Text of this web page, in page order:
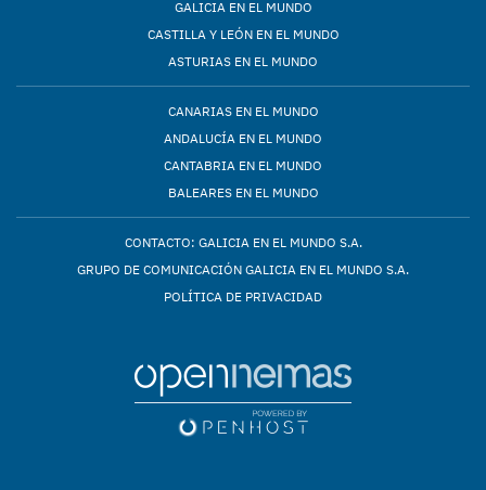
GALICIA EN EL MUNDO
CASTILLA Y LEÓN EN EL MUNDO
ASTURIAS EN EL MUNDO
CANARIAS EN EL MUNDO
ANDALUCÍA EN EL MUNDO
CANTABRIA EN EL MUNDO
BALEARES EN EL MUNDO
CONTACTO: GALICIA EN EL MUNDO S.A.
GRUPO DE COMUNICACIÓN GALICIA EN EL MUNDO S.A.
POLÍTICA DE PRIVACIDAD